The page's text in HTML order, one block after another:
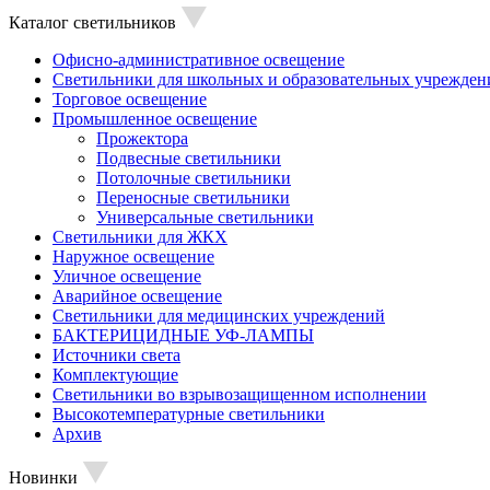
Каталог светильников
Офисно-административное освещение
Светильники для школьных и образовательных
Торговое освещение
Промышленное освещение
Прожектора
Подвесные светильники
Потолочные светильники
Переносные светильники
Универсальные светильники
Светильники для ЖКХ
Наружное освещение
Уличное освещение
Аварийное освещение
Светильники для медицинских учреждений
БАКТЕРИЦИДНЫЕ УФ-ЛАМПЫ
Источники света
Комплектующие
Светильники во взрывозащищенном исполнении
Высокотемпературные светильники
Архив
Новинки